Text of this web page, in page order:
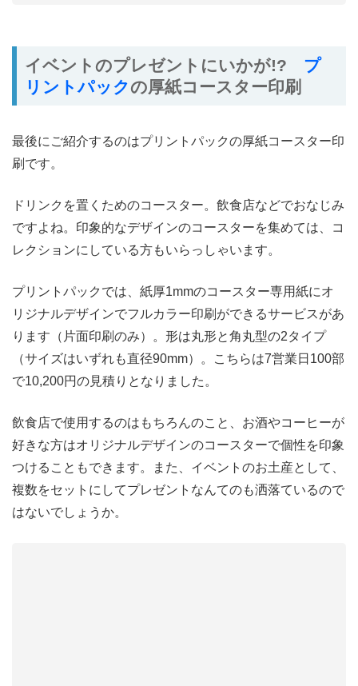
イベントのプレゼントにいかが!? プ
リントパックの厚紙コースター印刷
最後にご紹介するのはプリントパックの厚紙コースター印
刷です。
ドリンクを置くためのコースター。飲食店などでおなじみ
ですよね。印象的なデザインのコースターを集めては、コ
レクションにしている方もいらっしゃいます。
プリントパックでは、紙厚1mmのコースター専用紙にオ
リジナルデザインでフルカラー印刷ができるサービスがあ
ります（片面印刷のみ）。形は丸形と角丸型の2タイプ
（サイズはいずれも直径90mm）。こちらは7営業日100部
で10,200円の見積りとなりました。
飲食店で使用するのはもちろんのこと、お酒やコーヒーが
好きな方はオリジナルデザインのコースターで個性を印象
つけることもできます。また、イベントのお土産として、
複数をセットにしてプレゼントなんてのも洒落ているので
はないでしょうか。